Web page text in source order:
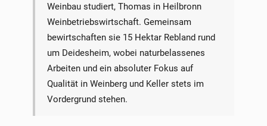
Weinbau studiert, Thomas in Heilbronn
Weinbetriebswirtschaft. Gemeinsam
bewirtschaften sie 15 Hektar Rebland rund
um Deidesheim, wobei naturbelassenes
Arbeiten und ein absoluter Fokus auf
Qualität in Weinberg und Keller stets im
Vordergrund stehen.